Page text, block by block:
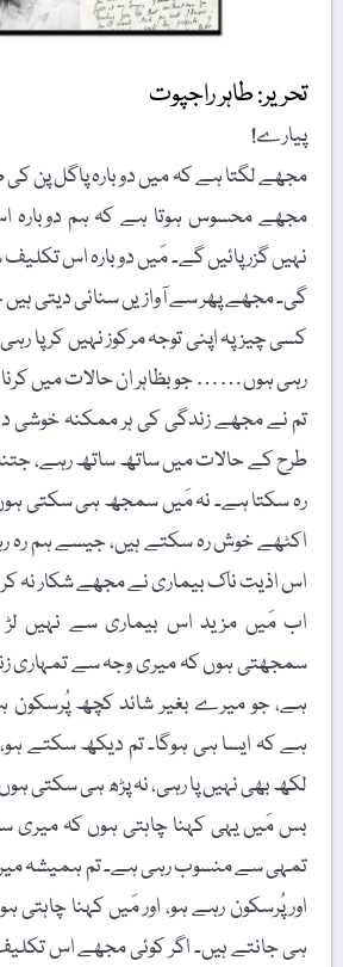
تحریر: طاہر راجپوت
پیارے!
مجھے لگتا ہے کہ میں دوبارہ پاگل پن
مجھے محسوس ہوتا ہے کہ ہم
نہیں گزر پائیں گے۔ مَیں دوبارہ اس
گی۔ مجھے پھر سے آوازیں سنائی دیتی
کسی چیز پہ اپنی توجہ مرکوز نہیں کر پا
رہی ہوں…… جو بظاہر ان حالات میں
تم نے مجھے زندگی کی ہر ممکنہ خوشی
طرح کے حالات میں ساتھ ساتھ رہے،
رہ سکتا ہے۔ نہ مَیں سمجھ ہی سکتی
اکٹھے خوش رہ سکتے ہیں، جیسے ہم
اس اذیت ناک بیماری نے مجھے شکار نہ
اب مَیں مزید اس بیماری سے نہیں
سمجھتی ہوں کہ میری وجہ سے تمہاری
ہے، جو میرے بغیر شائد کچھ پُرسکون
ہے کہ ایسا ہی ہوگا۔ تم دیکھ سکتے
لکھ بھی نہیں پا رہی، نہ پڑھ ہی سکتی
بس مَیں یہی کہنا چاہتی ہوں کہ میری
تمہی سے منسوب رہی ہے۔ تم ہمیشہ
اور پُرسکون رہے ہو، اور مَیں کہنا
ہی جانتے ہیں۔ اگر کوئی مجھے اس